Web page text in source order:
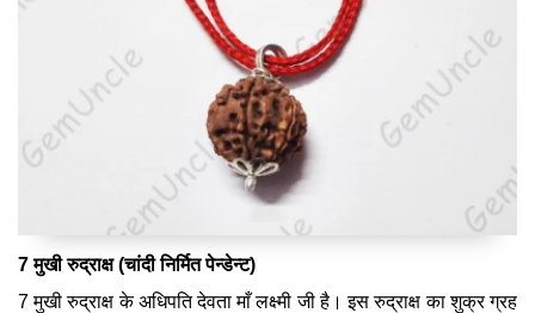
7 मुखी रुद्राक्ष (चांदी निर्मित पेन्डेन्ट)
7 मुखी रुद्राक्ष के अधिपति देवता माँ लक्ष्मी जी है। इस रुद्राक्ष का शुक्र ग्रह